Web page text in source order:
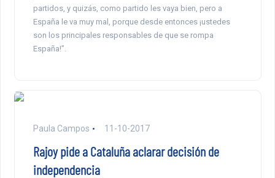
partidos, y quizás, como partido les vaya bien, pero a
España le va muy mal, porque desde entonces ¡ustedes
son los principales responsables de que se rompa
España!”.
Paula Campos 11-10-2017
Rajoy pide a Cataluña aclarar decisión de
independencia